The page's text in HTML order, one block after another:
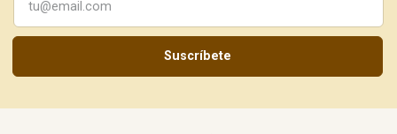
Suscríbete